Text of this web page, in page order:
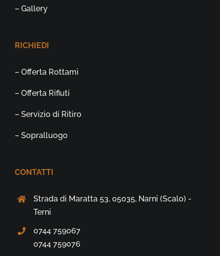
– Gallery
RICHIEDI
– Offerta Rottami
– Offerta Rifiuti
– Servizio di Ritiro
– Sopralluogo
CONTATTI
Strada di Maratta 53, 05035, Narni (Scalo) -
Terni
0744 759067
0744 759076